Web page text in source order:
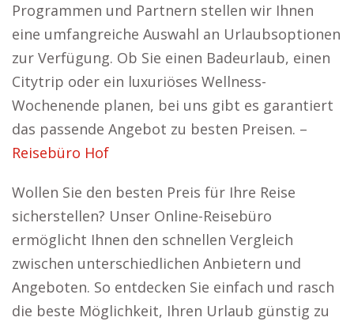
Programmen und Partnern stellen wir Ihnen
eine umfangreiche Auswahl an Urlaubsoptionen
zur Verfügung. Ob Sie einen Badeurlaub, einen
Citytrip oder ein luxuriöses Wellness-
Wochenende planen, bei uns gibt es garantiert
das passende Angebot zu besten Preisen. –
Reisebüro Hof
Wollen Sie den besten Preis für Ihre Reise
sicherstellen? Unser Online-Reisebüro
ermöglicht Ihnen den schnellen Vergleich
zwischen unterschiedlichen Anbietern und
Angeboten. So entdecken Sie einfach und rasch
die beste Möglichkeit, Ihren Urlaub günstig zu